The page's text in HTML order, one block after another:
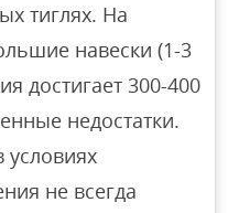
тиглях. На
навески (1-3
достигает 300-400
недостатки.
условиях
не всегда